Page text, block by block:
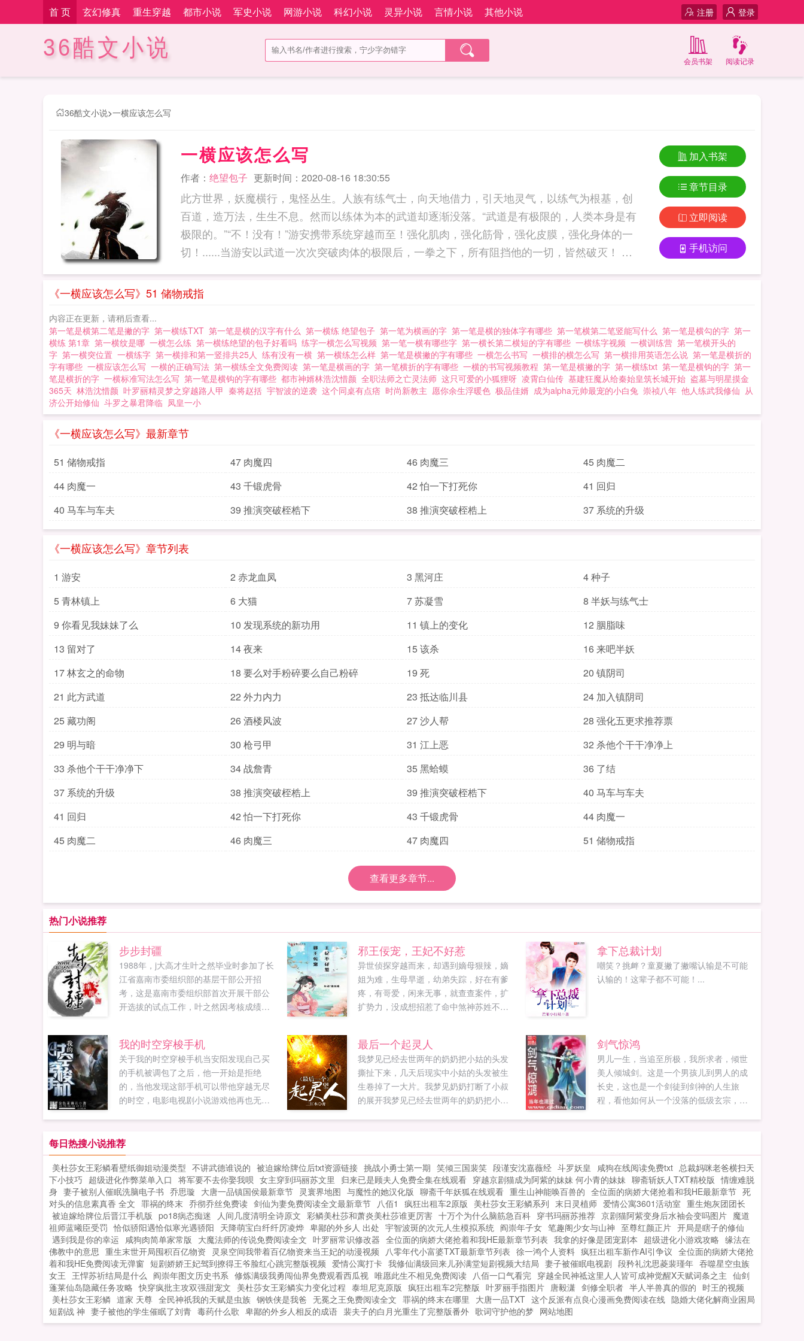
首 页 玄幻修真 重生穿越 都市小说 军史小说 网游小说 科幻小说 灵异小说 言情小说 其他小说 登录
注册
36酷文小说 阅读记录
会员书架
36酷文小说>一横应该怎么写
一横应该怎么写
作者： 绝望包子 更新时间：2020-08-16 18:30:55
此方世界，妖魔横行，鬼怪丛生。人族有练气士，向天地借力，引天地灵气，以练气为根基，创
百道，造万法，生生不息。然而以练体为本的武道却逐渐没落。“武道是有极限的，人类本身是有
极限的。”“不！没有！”游安携带系统穿越而至！强化肌肉，强化筋骨，强化皮膜，强化身体的一
切！......当游安以武道一次次突破肉体的极限后，一拳之下，所有阻挡他的一切，皆然破灭！ 第
加入书架
章节目录
立即阅读
手机访问
《一横应该怎么写》51 储物戒指
内容正在更新，请稍后查看...
第一笔是横第二笔是撇的字 第一横练TXT 第一笔是横的汉字有什么 第一横练 绝望包子 第一笔为横画的字 第一笔是横的独体字有哪些 第一笔横第二笔竖能写什么 第一笔是横勾的字 第一
横练 第1章 第一横纹是哪 一横怎么练 第一横练绝望的包子好看吗 练字一横怎么写视频 第一笔一横有哪些字 第一横长第二横短的字有哪些 一横练字视频 一横训练营 第一笔横开头的
字 第一横突位置 一横练字 第一横排和第一竖排共25人 练有没有一横 第一横练怎么样 第一笔是横撇的字有哪些 一横怎么书写 一横排的横怎么写 第一横排用英语怎么说 第一笔是横折的
字有哪些 一横应该怎么写 一横的正确写法 第一横练全文免费阅读 第一笔是横画的字 第一笔横折的字有哪些 一横的书写视频教程 第一笔是横撇的字 第一横练txt 第一笔是横钩的字 第一
笔是横折的字 一横标准写法怎么写 第一笔是横钩的字有哪些 都市神婿林浩沈惜颜 全职法师之亡灵法师 这只可爱的小狐狸呀 凌霄白仙传 基建狂魔从给秦始皇筑长城开始 盗墓与明星摸金
365天 林浩沈惜颜 叶罗丽精灵梦之穿越路人甲 秦将赵括 宇智波的逆袭 这个同桌有点痞 时尚新教主 愿你余生浮暖色 极品佳婿 成为alpha元帅最宠的小白兔 崇祯八年 他人练武我修仙 从
济公开始修仙 斗罗之暴君降临 凤皇一小
《一横应该怎么写》最新章节
51 储物戒指 47 肉魔四 46 肉魔三
45 肉魔二
44 肉魔一
43 千锻虎骨 42 怕一下打死你
41 回归
40 马车与车夫
39 推演突破桎梏下 38 推演突破桎梏上 37 系统的升级
《一横应该怎么写》章节列表
1 游安 2 赤龙血凤 3 黑河庄
4 种子
5 青林镇上
6 大猫 7 苏凝雪
8 半妖与练气士
9 你看见我妹妹了么
10 发现系统的新功用 11 镇上的变化
12 胭脂味
13 留对了
14 夜来 15 该杀
16 来吧半妖
17 林玄之的命物
18 要么对手粉碎要么自己粉碎 19 死
20 镇阴司
21 此方武道
22 外力内力 23 抵达临川县
24 加入镇阴司
25 藏功阁
26 酒楼风波 27 沙人帮
28 强化五更求推荐票
29 明与暗
30 枪弓甲 31 江上恶
32 杀他个干干净净上
33 杀他个干干净净下
34 战詹青 35 黑蛤蟆
36 了结
37 系统的升级
38 推演突破桎梏上 39 推演突破桎梏下
40 马车与车夫
41 回归
42 怕一下打死你 43 千锻虎骨
44 肉魔一
45 肉魔二
46 肉魔三 47 肉魔四 51 储物戒指
查看更多章节...
热门小说推荐
步步封疆
1988年，j大高才生叶之然毕业时参加了长
江省嘉南市委组织部的基层干部公开招
考，这是嘉南市委组织部首次开展干部公
开选拔的试点工作，叶之然因考核成绩优
在马石乡工作二年后被提拔为副乡长开
始，叙述了他如何一步步从乡镇基层干部
走上省委领导的全过程以及在步步高升中
对生活爱情态度。看一个基层干部如何在
改革开放的浪潮中施展自己的抱负，展示
自己政治才华和领导能力？看官场沉浮中
我，走上权力的高峰。美色当前，主人公
对待爱情生活能坚持最初的纯洁吗？崛起
中的政治新星，面对各派系的打压，家族
势力的拉拢如何坚持自己执政为民的政治
理念？（本书内容纯属虚构）...
邪王佞宠，王妃不好惹
异世侦探穿越而来，却遇到嫡母狠辣，嫡
姐为难，生母早逝，幼弟失踪，好在有爹
疼，有哥爱，闲来无事，就查查案件，扩
扩势力，没成想招惹了命中煞神苏姓不好
拿下总裁计划
嘲笑？挑衅？童夏撇了撇嘴认输是不可能
认输的！这辈子都不可能！...
我的时空穿梭手机
关于我的时空穿梭手机当安阳发现自己买
的手机被调包了之后，他一开始是拒绝
的，当他发现这部手机可以带他穿越无尽
的时空，电影电视剧小说游戏他再也无法
最后一个起灵人
我梦见已经去世两年的奶奶把小姑的头发
撕扯下来，几天后现实中小姑的头发被生
生卷掉了一大片。我梦见奶奶打断了小叔
的展开我梦见已经去世两年的奶奶把小姑
外，脖子断了。我又梦见奶奶把小堂妹活
活咬死...
剑气惊鸿
男儿一生，当追至所极，我所求者，倾世
美人倾城剑。这是一个男孩儿到男人的成
长史，这也是一个剑徒到剑神的人生旅
程，看他如何从一个没落的低级玄宗，一
群10977093老群116364328...
每日热搜小说推荐
美杜莎女王彩鳞看壁纸御姐动漫类型 不讲武德谁说的 被迫嫁给牌位后txt资源链接 挑战小勇士第一期 笑倾三国裴笑 段谨安沈嘉薇经 斗罗妖皇 咸狗在线阅读免费txt 总裁妈咪老爸横扫天
下小技巧 超级进化作弊菜单入口 将军要不去你娶我呗 女主穿到玛丽苏文里 归来已是顾夫人免费全集在线观看 穿越京剧猫成为阿紫的妹妹 何小青的妹妹 聊斋斩妖人TXT精校版 情缠难脱
身 妻子被别人催眠洗脑电子书 乔思璇 大唐一品镇国侯最新章节 灵寰界地图 与魔性的她汉化版 聊斋千年妖狐在线观看 重生山神能唤百兽的 全位面的病娇大佬抢着和我HE最新章节 死
对头的信息素真香 全文 罪祸的终末 乔彻乔丝免费读 剑仙为妻免费阅读全文最新章节 八佰1 疯狂出租车2原版 美杜莎女王彩鳞系列 末日灵植师 爱情公寓3601活动室 重生炮灰团团长
被迫嫁给牌位后晋江手机版 po18病态痴迷 人间几度清明全诗原文 彩鳞美杜莎和萧炎美杜莎谁更厉害 十万个为什么脑筋急百科 穿书玛丽苏推荐 京剧猫阿紫变身后水袖会变吗图片 魔道
祖师蓝曦臣受罚 恰似骄阳遇恰似寒光遇骄阳 天降萌宝白纤纤厉凌烨 卑鄙的外乡人 出处 宇智波斑的次元人生模拟系统 阎崇年子女 笔趣阁少女与山神 至尊红颜正片 开局是瞎子的修仙
遇到我是你的幸运 咸狗肉简单家常版 大魔法师的传说免费阅读全文 叶罗丽常识修改器 全位面的病娇大佬抢着和我HE最新章节列表 我拿的好像是团宠剧本 超级进化小游戏攻略 缘法在
佛教中的意思 重生末世开局囤积百亿物资 灵泉空间我带着百亿物资来当王妃的动漫视频 八零年代小富婆TXT最新章节列表 徐一鸿个人资料 疯狂出租车新作AI引争议 全位面的病娇大佬抢
着和我HE免费阅读无弹窗 短剧娇娇王妃驾到撩得王爷脸红心跳完整版视频 爱情公寓打卡 我修仙满级回来儿孙满堂短剧视频大结局 妻子被催眠电视剧 段矜礼沈思菱裴瑾年 吞噬星空虫族
女王 王悍苏祈结局是什么 阎崇年图文历史书系 修炼满级我勇闯仙界免费观看西瓜视 唯愿此生不相见免费阅读 八佰一口气看完 穿越全民神祗这里人人皆可成神觉醒X天赋词条之主 仙剑
蓬莱仙岛隐藏任务攻略 快穿疯批主攻双强甜宠文 美杜莎女王彩鳞实力变化过程 泰坦尼克原版 疯狂出租车2完整版 叶罗丽手指图片 唐毅潇 剑修全职者 半人半兽真的假的 时王的视频
美杜莎女王彩鳞 道家 天尊 全民神祇我的天赋是虫族 钢铁侠是我爸 无冕之王免费阅读全文 罪祸的终末在哪里 大唐一品TXT 这个反派有点良心漫画免费阅读在线 隐婚大佬化解商业困局
短剧战 神 妻子被他的学生催眠了刘青 毒药什么歌 卑鄙的外乡人相反的成语 裴夫子的白月光重生了完整版番外 歌词守护他的梦 网站地图